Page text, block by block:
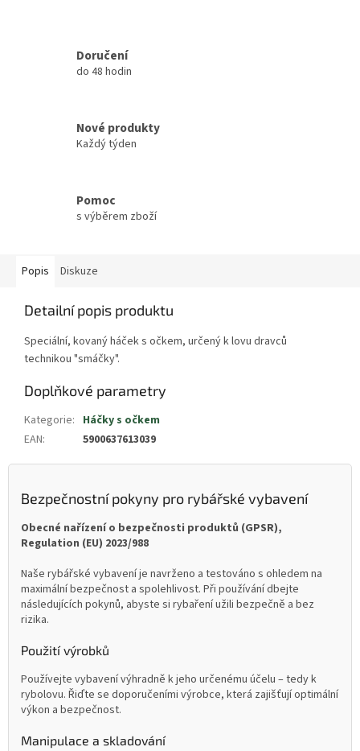
Doručení
do 48 hodin
Nové produkty
Každý týden
Pomoc
s výběrem zboží
Popis Diskuze
Detailní popis produktu
Speciální, kovaný háček s očkem, určený k lovu dravců
technikou "smáčky".
Doplňkové parametry
Kategorie: Háčky s očkem
EAN: 5900637613039
Bezpečnostní pokyny pro rybářské vybavení
Obecné nařízení o bezpečnosti produktů (GPSR),
Regulation (EU) 2023/988
Naše rybářské vybavení je navrženo a testováno s ohledem na
maximální bezpečnost a spolehlivost. Při používání dbejte
následujících pokynů, abyste si rybaření užili bezpečně a bez
rizika.
Použití výrobků
Používejte vybavení výhradně k jeho určenému účelu – tedy k
rybolovu. Řiďte se doporučeními výrobce, která zajišťují optimální
výkon a bezpečnost.
Manipulace a skladování